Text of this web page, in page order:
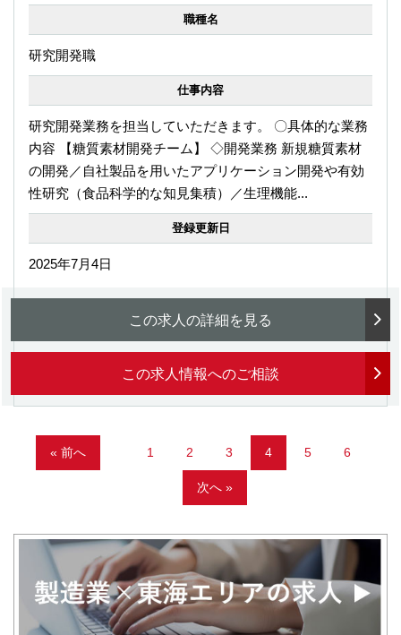
職種名
研究開発職
仕事内容
研究開発業務を担当していただきます。 〇具体的な業務
内容 【糖質素材開発チーム】 ◇開発業務 新規糖質素材
の開発／自社製品を用いたアプリケーション開発や有効
性研究（食品科学的な知見集積）／生理機能...
登録更新日
2025年7月4日
この求人の詳細を見る
この求人情報へのご相談
« 前へ 1 2 3 4 5 6
次へ »